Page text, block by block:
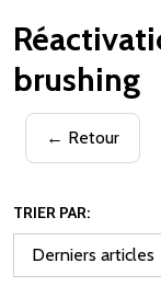
brushing
← Retour
TRIER PAR: